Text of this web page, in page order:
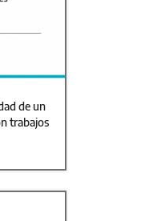
de un
trabajos